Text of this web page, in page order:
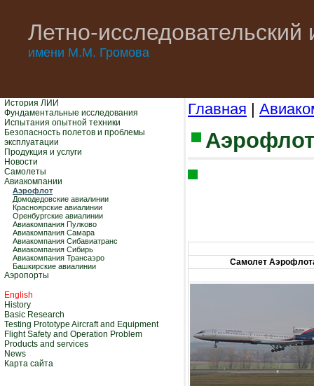
Летно-исследовательский
имени М.М. Громова
История ЛИИ
Фундаментальные исследования
Испытания опытной техники
Безопасность полетов и проблемы
эксплуатации
Продукция и услуги
Новости
Самолеты
Авиакомпании
Аэрофлот
Домодедовские авиалинии
Красноярские авиалинии
Оренбургские авиалинии
Авиакомпания Пулково
Авиакомпания Самара
Авиакомпания Сибавиатранс
Авиакомпания Сибирь
Авиакомпания Трансаэро
Башкирские авиалинии
Аэропорты
English
History
Basic Research
Testing Prototype Aircraft and Equipment
Flight Safety and Operation Problem
Products and services
News
Карта сайта
Главная |
Самолет